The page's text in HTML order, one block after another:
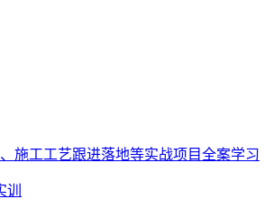
施工工艺跟进落地等实战项目全案学习